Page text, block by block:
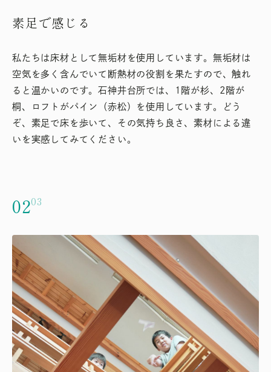
素足で感じる
私たちは床材として無垢材を使用しています。無垢材は
空気を多く含んでいて断熱材の役割を果たすので、触れ
ると温かいのです。石神井台所では、1階が杉、2階が
桐、ロフトがパイン（赤松）を使用しています。どう
ぞ、素足で床を歩いて、その気持ち良さ、素材による違
いを実感してみてください。
0203